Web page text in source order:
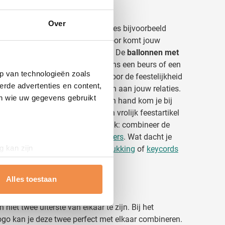
Over
van technologieën zoals
advertenties en content,
wie uw gegevens gebruikt
kan zijn
te bieden en om ons
partners voor social
Alles toestaan
voor iedere gelegenheid. Kies bijvoorbeeld
een feestelijke opening. Hierdoor komt jouw
herkenbaar bij je doelgroep. De ballonnen met
worden om op te vallen tijdens een beurs of een
direct aangetrokken zijn door de feestelijkheid
ballonnen ook weggeven aan jouw relaties.
met jouw reclame ballon in hun hand kom je bij
Verras je relaties met een vrolijk feestartikel
je naamsbekendheid. Ook leuk: combineer de
bedrukbare gadgets en weggevers. Wat dacht je
,sleutelhangers met bedrukking of keycords
ballonnen
niet twee uiterste van elkaar te zijn. Bij het
kan je deze twee perfect met elkaar combineren.